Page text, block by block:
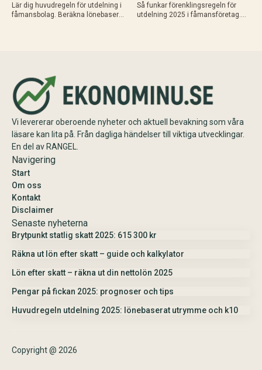
Lär dig huvudregeln för utdelning i
fåmansbolag. Beräkna lönebaserat
Så funkar förenklingsregeln för
utdelning 2025 i fåmansföretag.
Vi levererar oberoende nyheter och aktuell bevakning som våra
läsare kan lita på. Från dagliga händelser till viktiga utvecklingar.
En del av RANGEL.
Navigering
Start
Om oss
Kontakt
Disclaimer
Senaste nyheterna
Brytpunkt statlig skatt 2025: 615 300 kr
Räkna ut lön efter skatt – guide och kalkylator
Lön efter skatt – räkna ut din nettolön 2025
Pengar på fickan 2025: prognoser och tips
Huvudregeln utdelning 2025: lönebaserat utrymme och k10
Copyright @ 2026